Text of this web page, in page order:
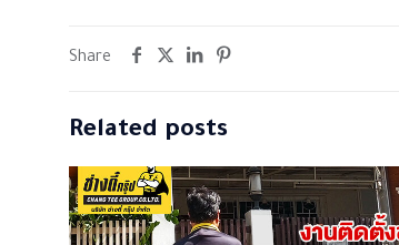
Share
Related posts